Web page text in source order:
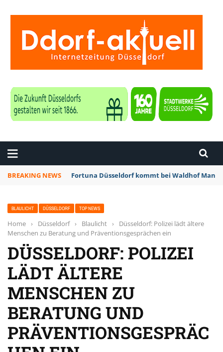
BREAKING NEWS Fortuna Düsseldorf kommt bei Waldhof
BLAULICHT DÜSSELDORF TOP NEWS
Home › Düsseldorf › Blaulicht ›
Düsseldorf: Polizei lädt ältere
Menschen zu Beratung und Präventionsgesprächen ein
DÜSSELDORF: POLIZEI
LÄDT ÄLTERE
MENSCHEN ZU
BERATUNG UND
PRÄVENTIONSGESPRÄC